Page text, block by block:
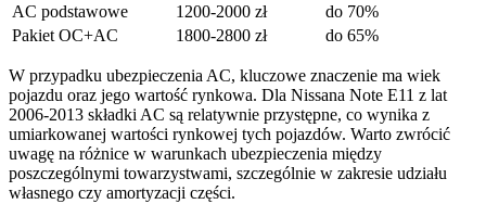
AC podstawowe
1200-2000 zł
do 70%
Pakiet OC+AC
1800-2800 zł do 65%
W przypadku ubezpieczenia AC, kluczowe znaczenie ma wiek
pojazdu oraz jego wartość rynkowa. Dla Nissana Note E11 z lat
2006-2013 składki AC są relatywnie przystępne, co wynika z
umiarkowanej wartości rynkowej tych pojazdów. Warto zwrócić
uwagę na różnice w warunkach ubezpieczenia między
poszczególnymi towarzystwami, szczególnie w zakresie udziału
własnego czy amortyzacji części.